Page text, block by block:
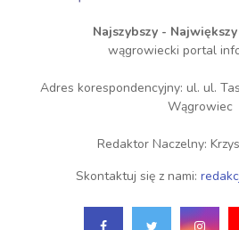
Najszybszy -
wągrowiecki portal
Adres korespondencyjny: ul. ul.
Wągrowiec
Redaktor Naczelny:
Skontaktuj się z nami: